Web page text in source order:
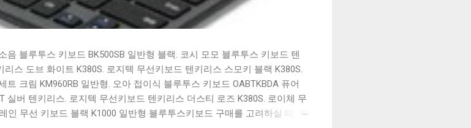
블루투스 키보드 BK500SB 일반형 블랙. 코시 모모 블루투스 키보드 텐
스 도브 화이트 K380S. 로지텍 무선키보드 텐키리스 스모키 블랙 K380S.
크림 KM960RB 일반형. 오아 접이식 블루투스 키보드 OABTKBDA 퓨어
실버 텐키리스. 로지텍 무선키보드 텐키리스 더스티 로즈 K380S. 로이체 무
인 무선 키보드 블랙 K1000 일반형 블루투스키보드 구매를 고려하실 때, 추